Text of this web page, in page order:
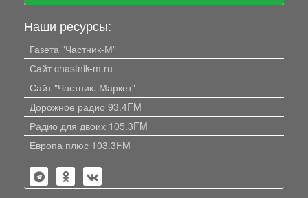
Наши ресурсы:
Газета "Частник-М"
Сайт chastnik-m.ru
Сайт "Частник. Маркет"
Дорожное радио 93.4FM
Радио для двоих 105.3FM
Европа плюс 103.3FM